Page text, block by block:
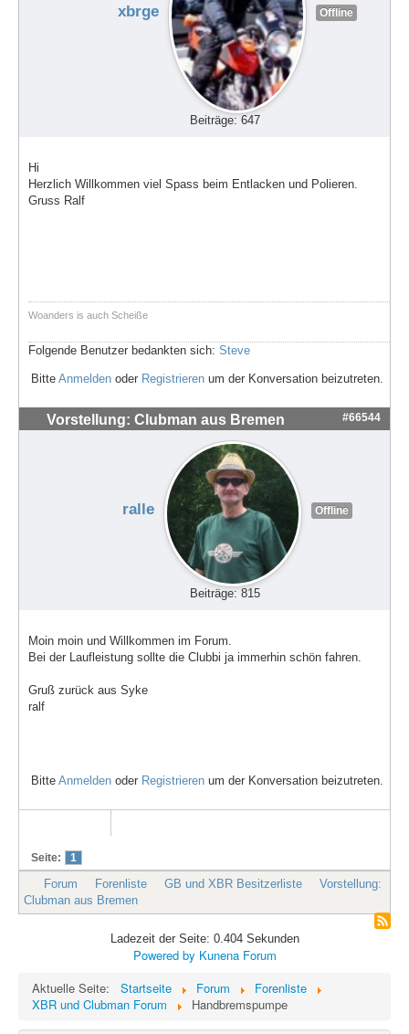
xbrge Offline
Beiträge: 647
Hi
Herzlich Willkommen viel Spass beim Entlacken und Polieren.
Gruss Ralf
Woanders is auch Scheiße
Folgende Benutzer bedankten sich: Steve
Bitte Anmelden oder Registrieren um der Konversation beizutreten.
Vorstellung: Clubman aus Bremen #66544
ralle Offline
Beiträge: 815
Moin moin und Willkommen im Forum.
Bei der Laufleistung sollte die Clubbi ja immerhin schön fahren.
Gruß zurück aus Syke
ralf
Bitte Anmelden oder Registrieren um der Konversation beizutreten.
Seite: 1
Forum Forenliste GB und XBR Besitzerliste
Vorstellung:
Clubman aus Bremen
Ladezeit der Seite: 0.404 Sekunden
Powered by Kunena Forum
Aktuelle Seite:
Startseite Forum
Forenliste
XBR und Clubman Forum
Handbremspumpe